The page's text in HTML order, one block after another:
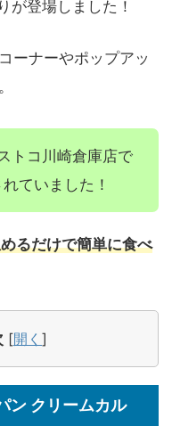
が登場しました！
ーナーやポップアッ
トコ川崎倉庫店で
ていました！
るだけで簡単に食べ
[開く ]
ン クリームカル